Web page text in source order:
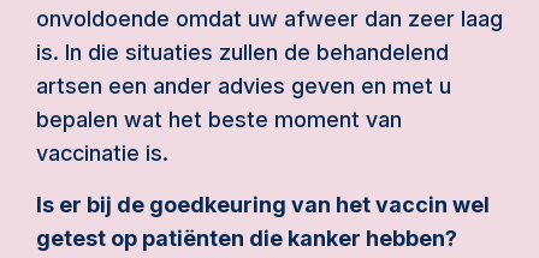
onvoldoende omdat uw afweer dan zeer laag
is. In die situaties zullen de behandelend
artsen een ander advies geven en met u
bepalen wat het beste moment van
vaccinatie is.
Is er bij de goedkeuring van het vaccin wel
getest op patiënten die kanker hebben?